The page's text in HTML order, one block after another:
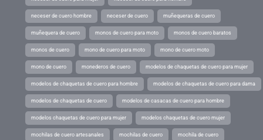
neceser de cuero hombre neceser de cuero muñequeras de cuero
muñequera de cuero monos de cuero para moto monos de cuero baratos
monos de cuero mono de cuero para moto mono de cuero moto
mono de cuero monederos de cuero modelos de chaquetas de cuero para mujer
modelos de chaquetas de cuero para hombre modelos de chaquetas de cuero para dama
modelos de chaquetas de cuero modelos de casacas de cuero para hombre
modelos chaquetas de cuero para mujer modelos chaquetas de cuero mujer
mochilas de cuero artesanales mochilas de cuero mochila de cuero